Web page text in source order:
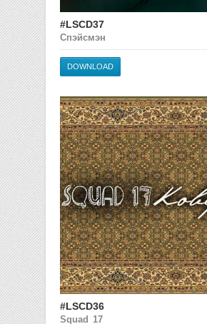
#LSCD37
Спэйсмэн
DOWNLOAD
#LSCD36
Squad 17